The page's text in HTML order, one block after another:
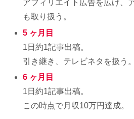
アフィリエイト広告を広げ、
も取り扱う。
5 ヶ月目
1日約1記事出稿。
引き継き、テレビネタを扱う。
6 ヶ月目
1日約1記事出稿。
この時点で月収10万円達成。